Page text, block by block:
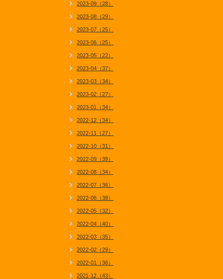
2023-09（28）
2023-08（29）
2023-07（25）
2023-06（25）
2023-05（22）
2023-04（37）
2023-03（34）
2023-02（27）
2023-01（34）
2022-12（34）
2022-11（27）
2022-10（31）
2022-09（39）
2022-08（34）
2022-07（36）
2022-06（38）
2022-05（32）
2022-04（40）
2022-03（35）
2022-02（29）
2022-01（36）
2021-12（43）